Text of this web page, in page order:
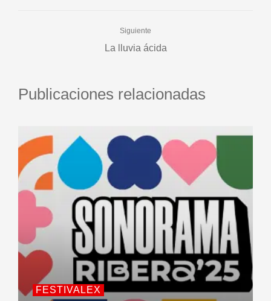
Siguiente
La lluvia ácida
Publicaciones relacionadas
FESTIVALEX